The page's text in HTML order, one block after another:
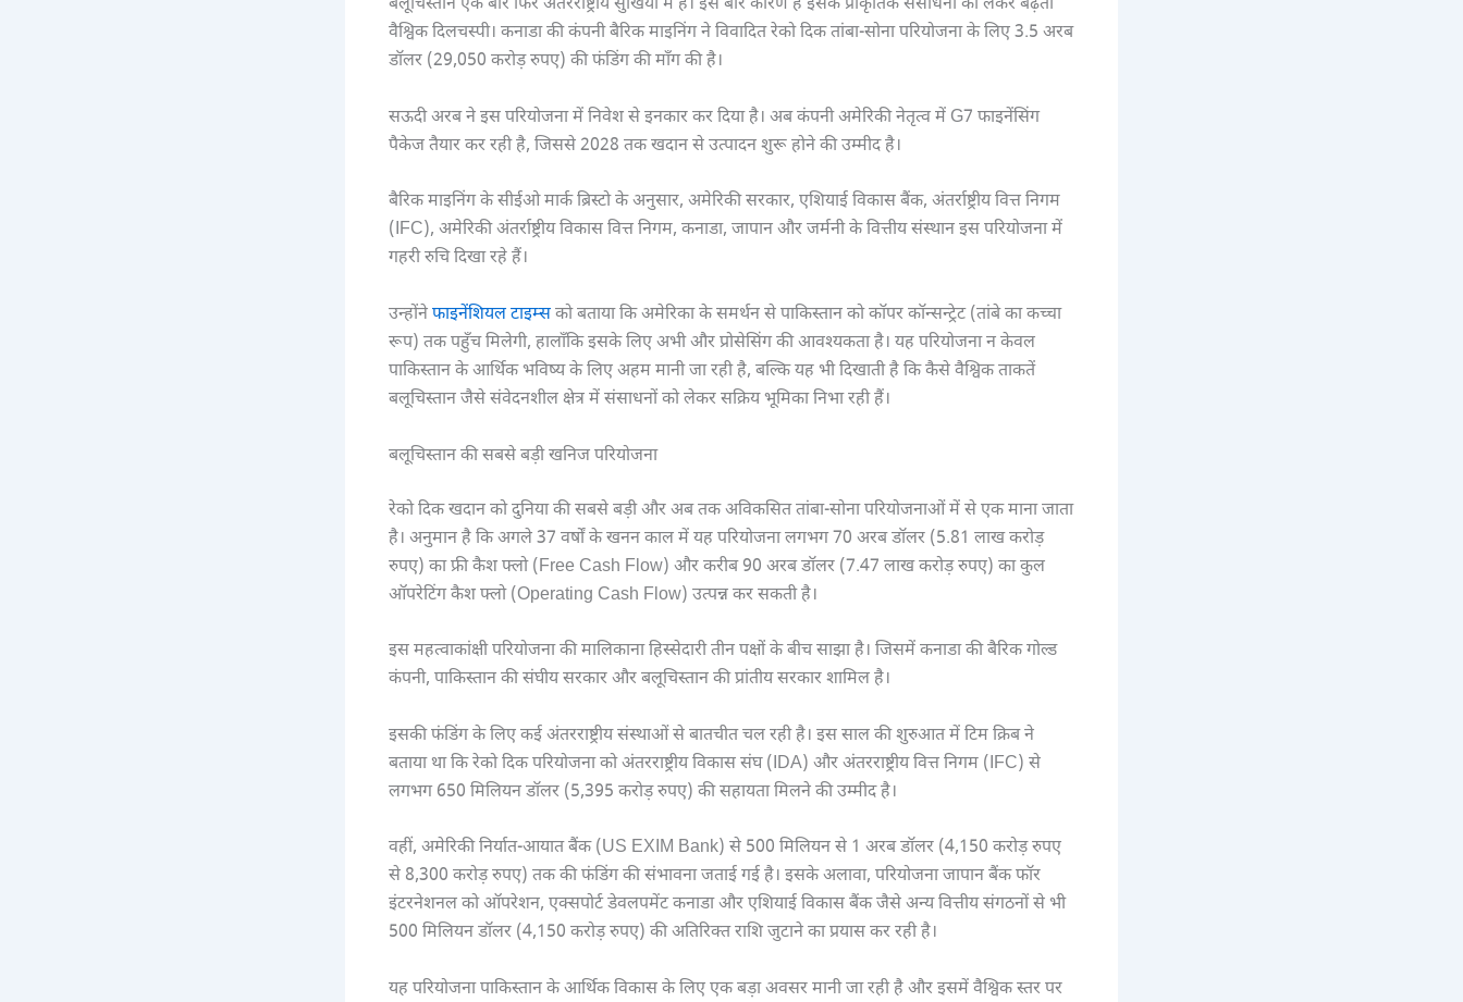
बलूचिस्तान एक बार फिर अंतरराष्ट्रीय सुर्खियों में है। इस बार कारण है इसके प्राकृतिक संसाधनों को लेकर बढ़ती
वैश्विक दिलचस्पी। कनाडा की कंपनी बैरिक माइनिंग ने विवादित रेको दिक तांबा-सोना परियोजना के लिए 3.5 अरब
डॉलर (29,050 करोड़ रुपए) की फंडिंग की माँग की है।
सऊदी अरब ने इस परियोजना में निवेश से इनकार कर दिया है। अब कंपनी अमेरिकी नेतृत्व में G7 फाइनेंसिंग
पैकेज तैयार कर रही है, जिससे 2028 तक खदान से उत्पादन शुरू होने की उम्मीद है।
बैरिक माइनिंग के सीईओ मार्क ब्रिस्टो के अनुसार, अमेरिकी सरकार, एशियाई विकास बैंक, अंतर्राष्ट्रीय वित्त निगम
(IFC), अमेरिकी अंतर्राष्ट्रीय विकास वित्त निगम, कनाडा, जापान और जर्मनी के वित्तीय संस्थान इस परियोजना में
गहरी रुचि दिखा रहे हैं।
उन्होंनेफाइनेंशियल टाइम्सको बताया कि अमेरिका के समर्थन से पाकिस्तान को कॉपर कॉन्सन्ट्रेट (तांबे का कच्चा
रूप) तक पहुँच मिलेगी, हालाँकि इसके लिए अभी और प्रोसेसिंग की आवश्यकता है। यह परियोजना न केवल
पाकिस्तान के आर्थिक भविष्य के लिए अहम मानी जा रही है, बल्कि यह भी दिखाती है कि कैसे वैश्विक ताकतें
बलूचिस्तान जैसे संवेदनशील क्षेत्र में संसाधनों को लेकर सक्रिय भूमिका निभा रही हैं।
बलूचिस्तान की सबसे बड़ी खनिज परियोजना
रेको दिक खदान को दुनिया की सबसे बड़ी और अब तक अविकसित तांबा-सोना परियोजनाओं में से एक माना जाता
है। अनुमान है कि अगले 37 वर्षों के खनन काल में यह परियोजना लगभग 70 अरब डॉलर (5.81 लाख करोड़
रुपए) का फ्री कैश फ्लो (Free Cash Flow) और करीब 90 अरब डॉलर (7.47 लाख करोड़ रुपए) का कुल
ऑपरेटिंग कैश फ्लो (Operating Cash Flow) उत्पन्न कर सकती है।
इस महत्वाकांक्षी परियोजना की मालिकाना हिस्सेदारी तीन पक्षों के बीच साझा है। जिसमें कनाडा की बैरिक गोल्ड
कंपनी, पाकिस्तान की संघीय सरकार और बलूचिस्तान की प्रांतीय सरकार शामिल है।
इसकी फंडिंग के लिए कई अंतरराष्ट्रीय संस्थाओं से बातचीत चल रही है। इस साल की शुरुआत में टिम क्रिब ने
बताया था कि रेको दिक परियोजना को अंतरराष्ट्रीय विकास संघ (IDA) और अंतरराष्ट्रीय वित्त निगम (IFC) से
लगभग 650 मिलियन डॉलर (5,395 करोड़ रुपए) की सहायता मिलने की उम्मीद है।
वहीं, अमेरिकी निर्यात-आयात बैंक (US EXIM Bank) से 500 मिलियन से 1 अरब डॉलर (4,150 करोड़ रुपए
से 8,300 करोड़ रुपए) तक की फंडिंग की संभावना जताई गई है। इसके अलावा, परियोजना जापान बैंक फॉर
इंटरनेशनल को ऑपरेशन, एक्सपोर्ट डेवलपमेंट कनाडा और एशियाई विकास बैंक जैसे अन्य वित्तीय संगठनों से भी
500 मिलियन डॉलर (4,150 करोड़ रुपए) की अतिरिक्त राशि जुटाने का प्रयास कर रही है।
यह परियोजना पाकिस्तान के आर्थिक विकास के लिए एक बड़ा अवसर मानी जा रही है और इसमें वैश्विक स्तर पर